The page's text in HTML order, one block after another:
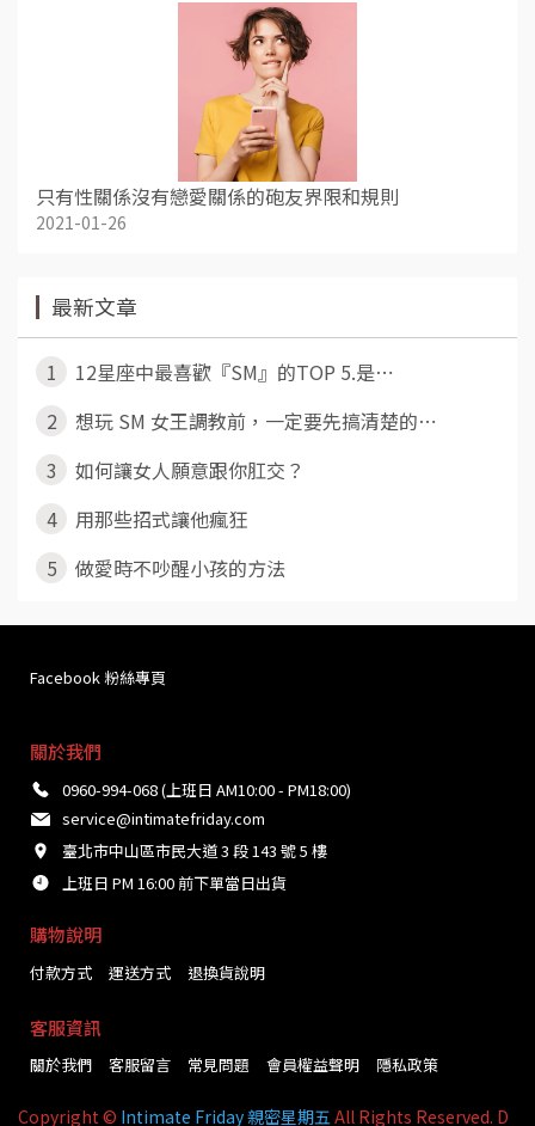
只有性關係沒有戀愛關係的砲友界限和規則
2021-01-26
最新文章
1
12星座中最喜歡『SM』的TOP 5.是⋯
2
想玩 SM 女王調教前，一定要先搞清楚的⋯
3
如何讓女人願意跟你肛交？
4
用那些招式讓他瘋狂
5
做愛時不吵醒小孩的方法
關於我們
0960-994-068 (上班日 AM10:00 - PM18:00)
service@intimatefriday.com
臺北市中山區市民大道 3 段 143 號 5 樓
上班日 PM 16:00 前下單當日出貨
購物說明
付款方式 運送方式 退換貨說明
客服資訊
關於我們 客服留言 常見問題 會員權益聲明 隱私政策
Facebook 粉絲專頁
Copyright © Intimate Friday 親密星期五All Rights Reserved. D